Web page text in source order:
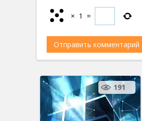
× 1 =
191